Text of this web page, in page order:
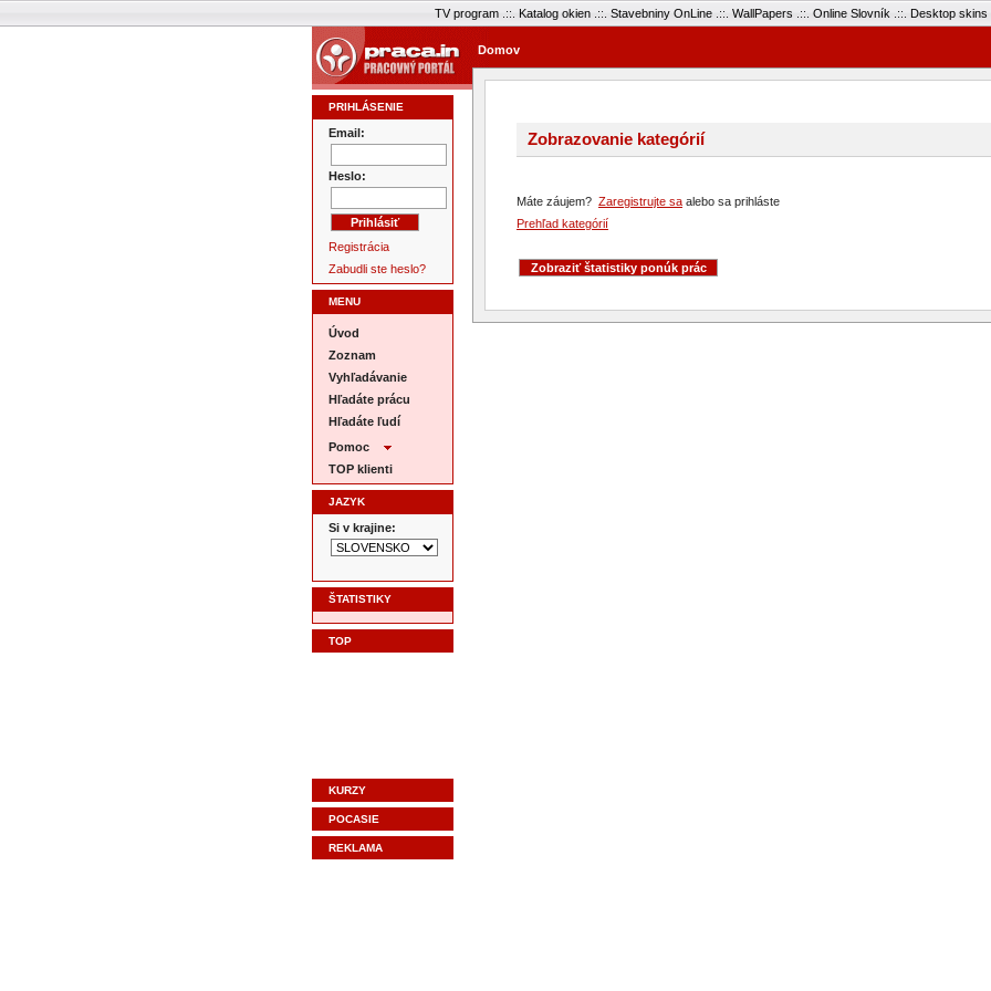
TV program.::. Katalog okien.::. Stavebniny OnLine.::. WallPapers .::. Online Slovník .::. Desktop skins
Domov
PRIHLÁSENIE
Email:
Heslo:
Registrácia
Zabudli ste heslo?
MENU
Úvod
Zoznam
Vyhľadávanie
Hľadáte prácu
Hľadáte ľudí
Pomoc
TOP klienti
JAZYK
Si v krajine:
ŠTATISTIKY
TOP
KURZY
POCASIE
REKLAMA
Zobrazovanie kategórií
Máte záujem? Zaregistrujte sa alebo sa prihláste
Prehľad kategórií